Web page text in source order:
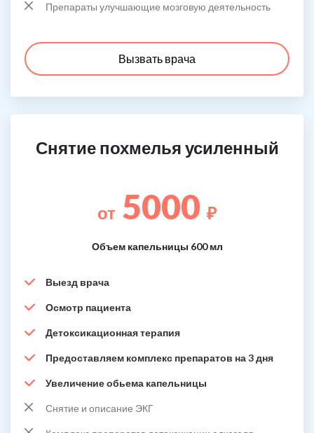
Препараты улучшающие мозговую деятельность
Вызвать врача
Снятие похмелья усиленный
от 5000 ₽
Объем капельницы 600 мл
Выезд врача
Осмотр пациента
Детоксикационная терапия
Предоставляем комплекс препаратов на 3 дня
Увеличение обьема капельницы
Снятие и описание ЭКГ